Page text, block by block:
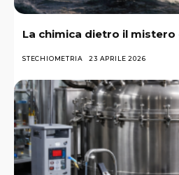
La chimica dietro il mistero
STECHIOMETRIA 23 APRILE 2026